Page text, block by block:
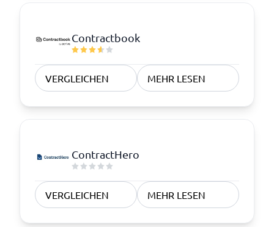
Contractbook
VERGLEICHEN MEHR LESEN
ContractHero
VERGLEICHEN MEHR LESEN